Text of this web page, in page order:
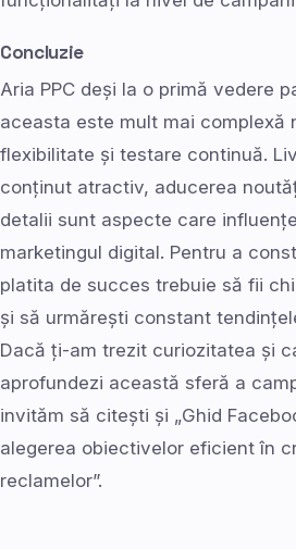
Concluzie
Aria PPC deși la o primă vedere
aceasta este mult mai complexă
flexibilitate și testare continuă.
conținut atractiv, aducerea
detalii sunt aspecte care
marketingul digital. Pentru a
platita de succes trebuie să fii
și să urmărești constant
Dacă ți-am trezit curiozitatea și
aprofundezi această sferă a
invităm să citești și „Ghid
alegerea obiectivelor eficient în
reclamelor”.